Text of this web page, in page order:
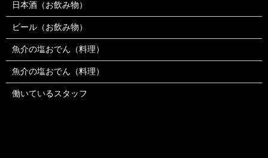
日本酒（お飲み物）
ビール（お飲み物）
魚介の塩おでん（料理）
魚介の塩おでん（料理）
働いているスタッフ